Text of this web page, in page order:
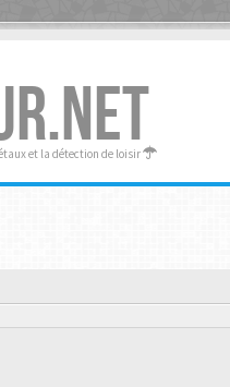
et la détection de loisir